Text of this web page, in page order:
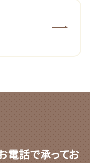
電話で承ってお